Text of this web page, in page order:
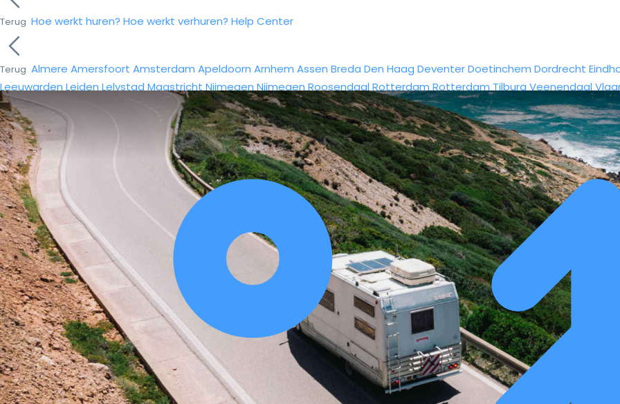
Terug Hoe werkt huren? Hoe werkt verhuren? Help Center
Terug Almere Amersfoort Amsterdam Apeldoorn Arnhem Assen Breda Den Haag DeventerDoetinchem Dordrecht
Leeuwarden Leiden Lelystad Maastricht Nijmegen Nijmegen Roosendaal Rotterdam Rotterdam Tilburg Veenendaal